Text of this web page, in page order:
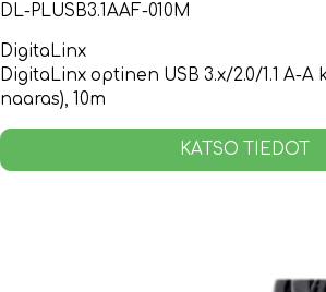
DL-PLUSB3.1AAF-010M
DigitaLinx
DigitaLinx optinen USB 3.x/2.0/1.1 A-A
naaras), 10m
KATSO TIEDOT